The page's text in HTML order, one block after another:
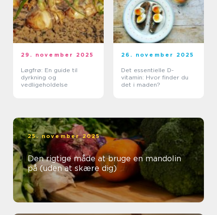
29. november 2025
Løgfrø: En guide til
dyrkning og
vedligeholdelse
26. november 2025
Det essentielle D-
vitamin: Hvor finder du
det i maden?
25. november 2025
Den rigtige måde at bruge en mandolin
på (uden at skære dig)